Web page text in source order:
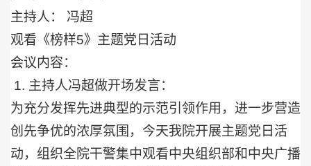
主持人： 冯超
观看《榜样5》主题党日活动
会议内容：
1. 主持人冯超做开场发言：
为充分发挥先进典型的示范引领作用，进一步营造
创先争优的浓厚氛围，今天我院开展主题党日活
动，组织全院干警集中观看中央组织部和中央广播